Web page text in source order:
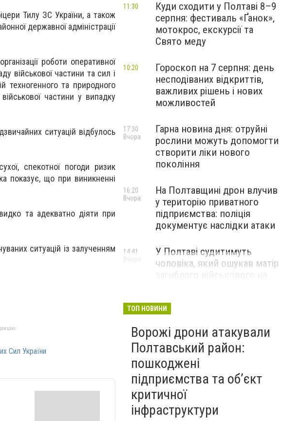
Тилу ЗС України, а також
державної адміністрації
роботи оперативної
військової частини та сил і
техногенного та природного
військової частини у випадку
ситуацій відбулось
спекотної погоди ризик
показує, що при виникненні
та адекватно діяти при
ситуацій із залученням
Сил України
Куди сходити у Полтаві 8–9
серпня: фестиваль «Ґанок»,
мотокрос, екскурсії та
Свято меду
11:30
Гороскоп на 7 серпня: день
несподіваних відкриттів,
важливих рішень і нових
можливостей
10:20
Гарна новина дня: отруйні
рослини можуть допомогти
створити ліки нового
покоління
17:30
Вчора
На Полтавщині дрон влучив
у територію приватного
підприємства: поліція
документує наслідки атаки
16:20
Вчора
У Полтаві судитимуть
чоловіка, який ошукав матір
загиблого військового на
14:41
Вчора
ТОП НОВИНИ
Ворожі дрони атакували
Полтавський район:
пошкоджені
підприємства та об’єкт
критичної
інфраструктури